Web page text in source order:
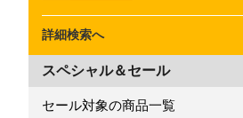
詳細検索へ
スペシャル＆セール
セール対象の商品一覧